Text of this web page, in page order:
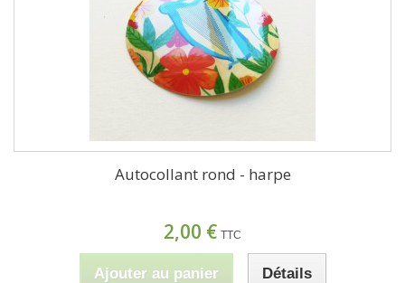
Autocollant rond - harpe
2,00 € TTC
Ajouter au panier Détails